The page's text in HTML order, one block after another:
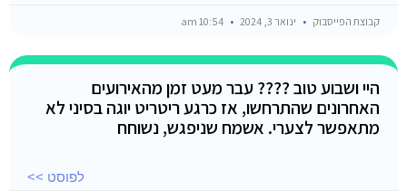
קבוצת הפייסבוק ינואר 3, 2024
היי ושבוע טוב ???? עבר מעט זמן מהאירועים
האחרונים שהתרחשו, אז כרגע ריטריט יוגה בסיני לא
מתאפשר לצערי. אשמח שניפגש, נשוחח
לפוסט >>